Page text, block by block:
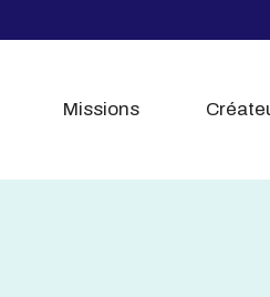
Missions